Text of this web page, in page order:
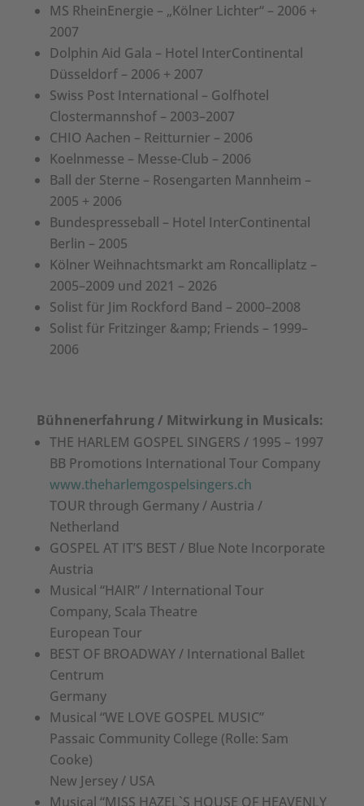
MS RheinEnergie – „Kölner Lichter“ – 2006 +
2007
Dolphin Aid Gala – Hotel InterContinental
Düsseldorf – 2006 + 2007
Swiss Post International – Golfhotel
Clostermannshof – 2003–2007
CHIO Aachen – Reitturnier – 2006
Koelnmesse – Messe-Club – 2006
Ball der Sterne – Rosengarten Mannheim –
2005 + 2006
Bundespresseball – Hotel InterContinental
Berlin – 2005
Kölner Weihnachtsmarkt am Roncalliplatz –
2005–2009 und 2021 – 2026
Solist für Jim Rockford Band – 2000–2008
Solist für Fritzinger &amp; Friends – 1999–
2006
Bühnenerfahrung / Mitwirkung in Musicals:
THE HARLEM GOSPEL SINGERS / 1995 – 1997
BB Promotions International Tour Company
www.theharlemgospelsingers.ch
TOUR through Germany / Austria /
Netherland
GOSPEL AT IT’S BEST / Blue Note Incorporate
Austria
Musical “HAIR” / International Tour
Company, Scala Theatre
European Tour
BEST OF BROADWAY / International Ballet
Centrum
Germany
Musical “WE LOVE GOSPEL MUSIC”
Passaic Community College (Rolle: Sam
Cooke)
New Jersey / USA
Musical “MISS HAZEL`S HOUSE OF HEAVENLY